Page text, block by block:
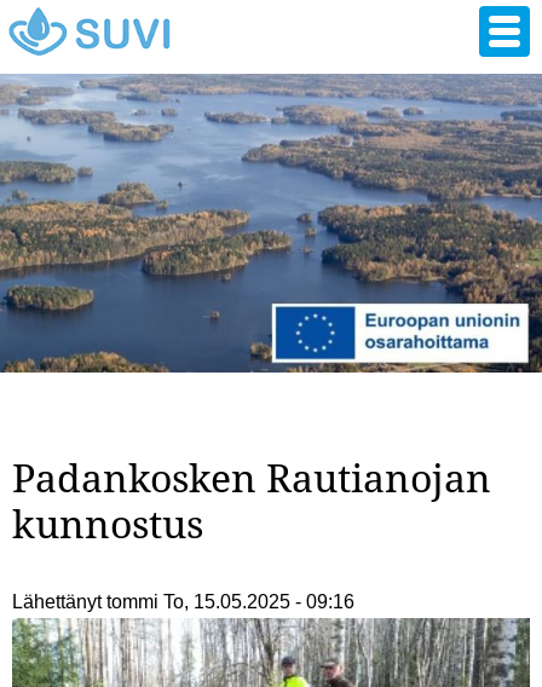
Hyppää
pääsisältöön
Padankosken Rautianojan
kunnostus
Lähettänyttommi To, 15.05.2025 - 09:16